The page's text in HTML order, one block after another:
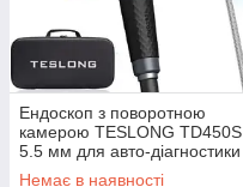
Ендоскоп з поворотною
камерою TESLONG TD450S
5.5 мм для авто-діагностики
Немає в наявності